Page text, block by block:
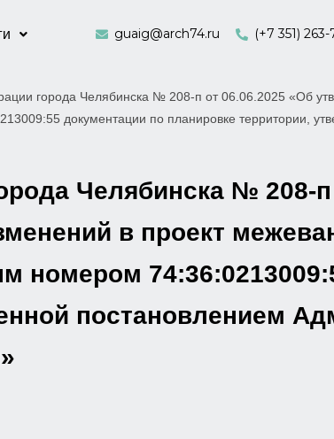
guaig@arch74.ru (+7 351)
города Челябинска № 208-п от 06.06.2025 «Об
документации по планировке территории,
Челябинска № 208-
в проект
номером
постановлением